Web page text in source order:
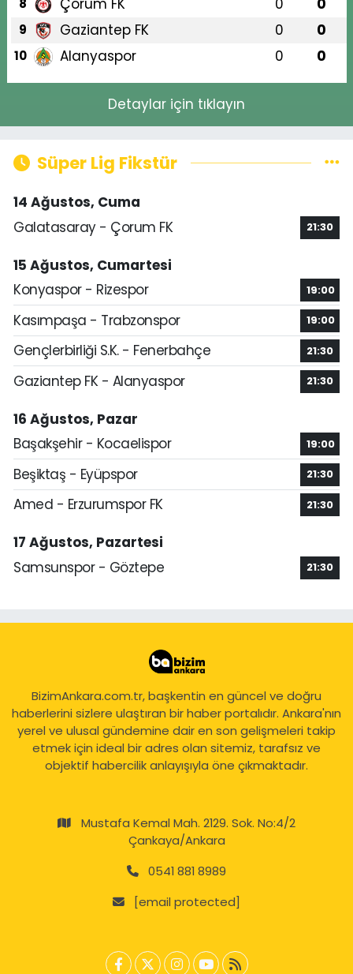
8 Çorum FK 0 0
9 Gaziantep FK 0 0
10 Alanyaspor 0 0
Detaylar için tıklayın
Süper Lig Fikstür
14 Ağustos, Cuma
Galatasaray - Çorum FK
21:30
15 Ağustos, Cumartesi
Konyaspor - Rizespor
19:00
Kasımpaşa - Trabzonspor 19:00
Gençlerbirliği S.K. - Fenerbahçe 21:30
Gaziantep FK - Alanyaspor 21:30
16 Ağustos, Pazar
Başakşehir - Kocaelispor
19:00
Beşiktaş - Eyüpspor 21:30
Amed - Erzurumspor FK 21:30
17 Ağustos, Pazartesi
Samsunspor - Göztepe
21:30
BizimAnkara.com.tr, başkentin en güncel ve doğru
haberlerini sizlere ulaştıran bir haber portalıdır. Ankara'nın
yerel ve ulusal gündemine dair en son gelişmeleri takip
etmek için ideal bir adres olan sitemiz, tarafsız ve
objektif habercilik anlayışıyla öne çıkmaktadır.
Mustafa Kemal Mah. 2129. Sok. No:4/2
Çankaya/Ankara
0541 881 8989
[email protected]